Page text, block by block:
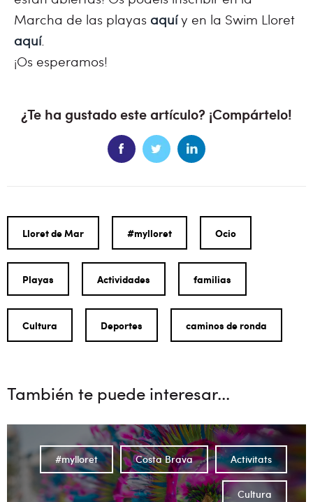
Marcha de las playas aquíy en la Swim Lloret
aquí.
¡Os esperamos!
¿Te ha gustado este artículo? ¡Compártelo!
Lloret de Mar #mylloret Ocio
Playas Actividades familias
Cultura Deportes caminos de ronda
También te puede interesar...
Activitats
Costa Brava
#mylloret
Cultura